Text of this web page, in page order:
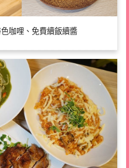
咖哩、免費續飯續醬